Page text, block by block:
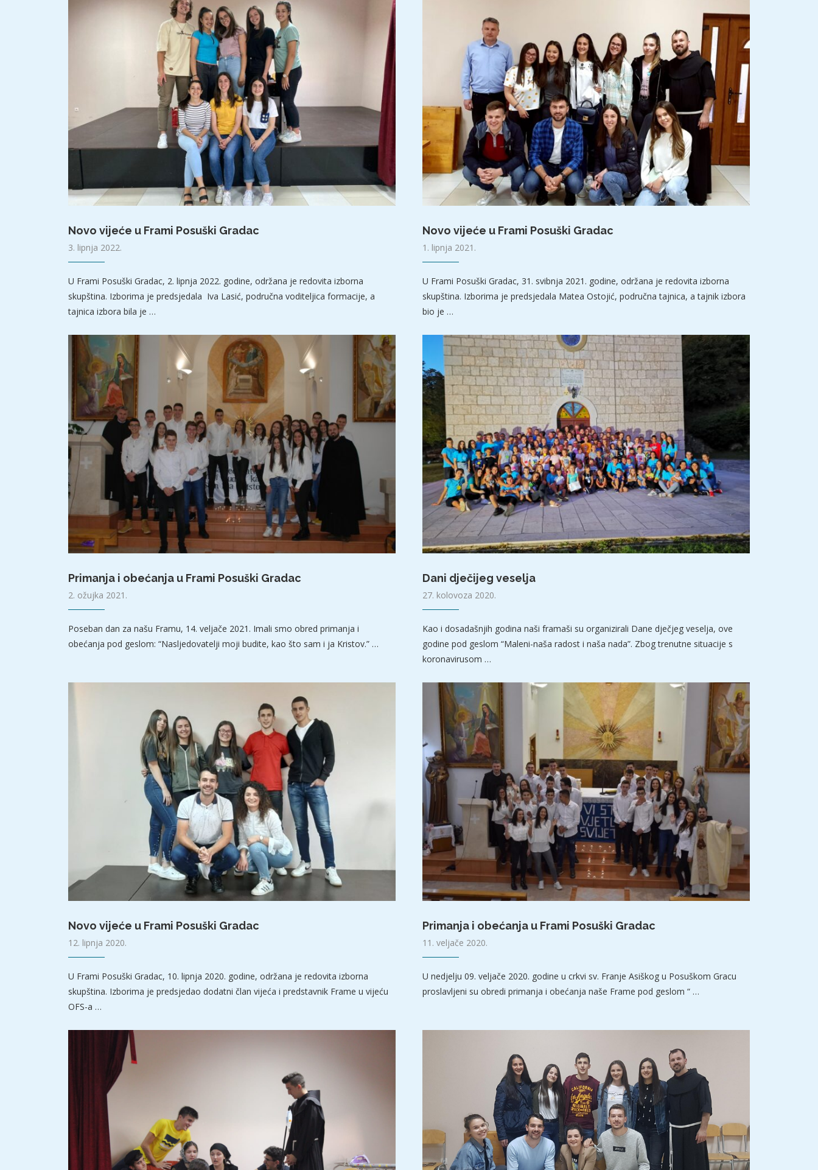
Novo vijeće u Frami Posuški Gradac
3. lipnja 2022.
U Frami Posuški Gradac, 2. lipnja 2022. godine, održana je redovita izborna
skupština. Izborima je predsjedala Iva Lasić, područna voditeljica formacije, a
tajnica izbora bila je …
Novo vijeće u Frami Posuški Gradac
1. lipnja 2021.
U Frami Posuški Gradac, 31. svibnja 2021. godine, održana je redovita izborna
skupština. Izborima je predsjedala Matea Ostojić, područna tajnica, a tajnik izbora
bio je …
Primanja i obećanja u Frami Posuški Gradac
2. ožujka 2021.
Poseban dan za našu Framu, 14. veljače 2021. Imali smo obred primanja i
obećanja pod geslom: “Nasljedovatelji moji budite, kao što sam i ja Kristov.” …
Dani dječijeg veselja
27. kolovoza 2020.
Kao i dosadašnjih godina naši framaši su organizirali Dane dječjeg veselja, ove
godine pod geslom “Maleni-naša radost i naša nada”. Zbog trenutne situacije s
koronavirusom …
Novo vijeće u Frami Posuški Gradac
12. lipnja 2020.
U Frami Posuški Gradac, 10. lipnja 2020. godine, održana je redovita izborna
skupština. Izborima je predsjedao dodatni član vijeća i predstavnik Frame u vijeću
OFS-a …
Primanja i obećanja u Frami Posuški Gradac
11. veljače 2020.
U nedjelju 09. veljače 2020. godine u crkvi sv. Franje Asiškog u Posuškom Gracu
proslavljeni su obredi primanja i obećanja naše Frame pod geslom “ …